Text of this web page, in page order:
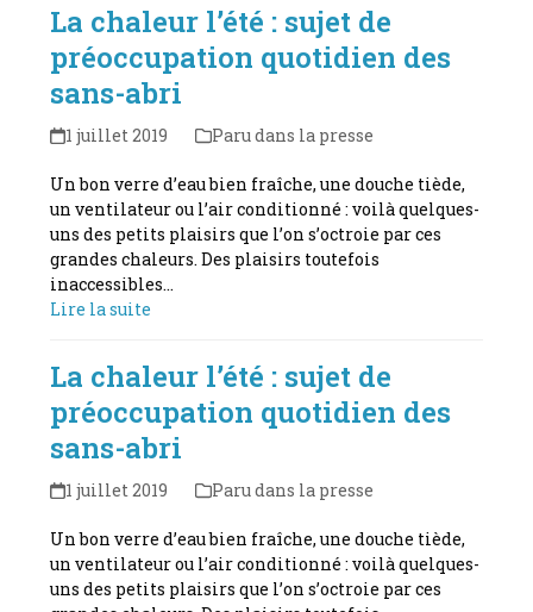
La chaleur l’été : sujet de
préoccupation quotidien des
sans-abri
1 juillet 2019 Paru dans la presse
Un bon verre d’eau bien fraîche, une douche tiède,
un ventilateur ou l’air conditionné : voilà quelques-
uns des petits plaisirs que l’on s’octroie par ces
grandes chaleurs. Des plaisirs toutefois
inaccessibles…
Lire la suite
La chaleur l’été : sujet de
préoccupation quotidien des
sans-abri
1 juillet 2019 Paru dans la presse
Un bon verre d’eau bien fraîche, une douche tiède,
un ventilateur ou l’air conditionné : voilà quelques-
uns des petits plaisirs que l’on s’octroie par ces